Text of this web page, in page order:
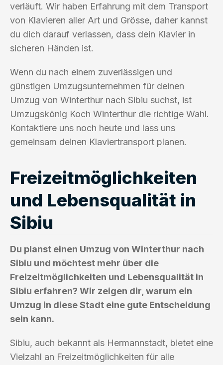
verläuft. Wir haben Erfahrung mit dem Transport
von Klavieren aller Art und Grösse, daher kannst
du dich darauf verlassen, dass dein Klavier in
sicheren Händen ist.
Wenn du nach einem zuverlässigen und
günstigen Umzugsunternehmen für deinen
Umzug von Winterthur nach Sibiu suchst, ist
Umzugskönig Koch Winterthur die richtige Wahl.
Kontaktiere uns noch heute und lass uns
gemeinsam deinen Klaviertransport planen.
Freizeitmöglichkeiten
und Lebensqualität in
Sibiu
Du planst einen Umzug von Winterthur nach
Sibiu und möchtest mehr über die
Freizeitmöglichkeiten und Lebensqualität in
Sibiu erfahren? Wir zeigen dir, warum ein
Umzug in diese Stadt eine gute Entscheidung
sein kann.
Sibiu, auch bekannt als Hermannstadt, bietet eine
Vielzahl an Freizeitmöglichkeiten für alle